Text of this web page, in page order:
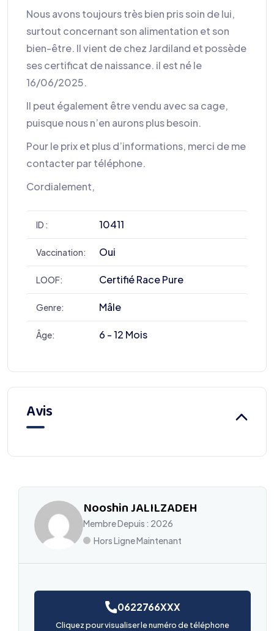
Nous avons toujours très bien pris soin de lui,
surtout concernant son alimentation et son
bien-être. Il vient de chez Jardiland et possède
ses certificat de naissance. il est né le
16/06/2025.
Il peut également être vendu avec sa cage,
puisque nous n’en aurons plus besoin.
Pour le prix et plus d’informations, merci de me
contacter par téléphone.
Cordialement,
ID : 10411
Vaccination: Oui
LOOF: Certifié Race Pure
Genre: Mâle
Âge: 6 - 12 Mois
Avis
Nooshin JALILZADEH
Membre Depuis : 2026
Hors Ligne Maintenant
0622766XXX
Cliquez pour visualiser le numéro de téléphone